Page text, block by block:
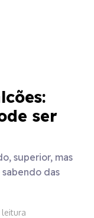
ser
superior, mas
das
leitura